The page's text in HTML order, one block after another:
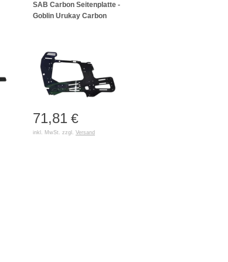
SAB Carbon Seitenplatte -
Goblin Urukay Carbon
71,81 €
inkl. MwSt. zzgl. Versand